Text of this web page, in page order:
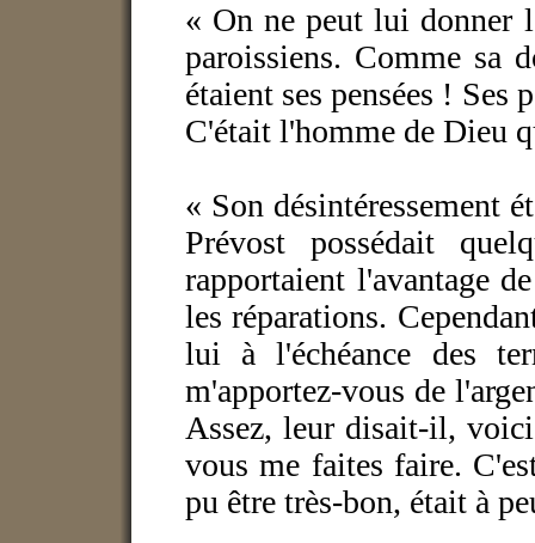
« On ne peut lui donner
paroissiens. Comme sa
étaient ses pensées ! Ses
C'était l'homme de Dieu
« Son désintéressement
Prévost possédait
rapportaient l'avantage
les réparations.
lui à l'échéance des
m'apportez-vous de
Assez, leur disait-il,
vous me faites faire.
pu être très-bon, était à